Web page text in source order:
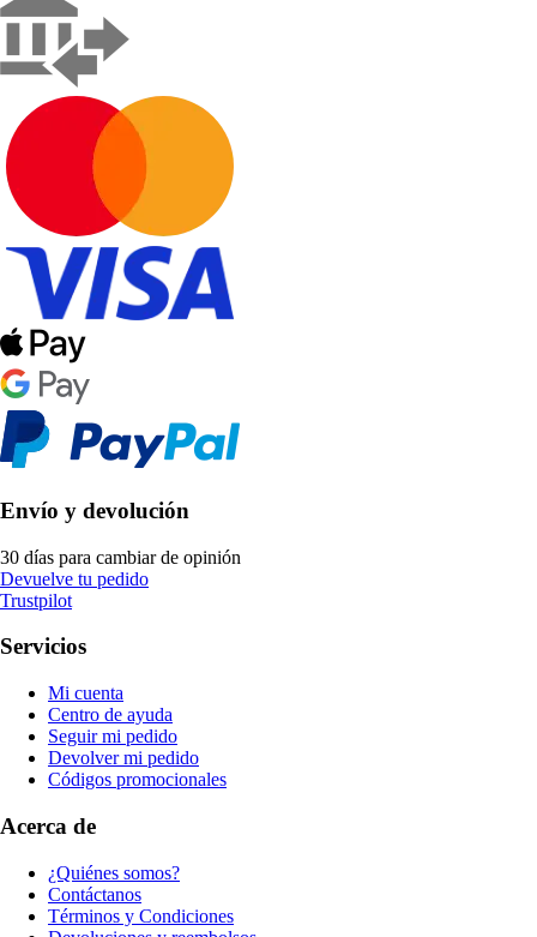
Envío y devolución
30 días para cambiar de opinión
Devuelve tu pedido
Trustpilot
Servicios
Mi cuenta
Centro de ayuda
Seguir mi pedido
Devolver mi pedido
Códigos promocionales
Acerca de
¿Quiénes somos?
Contáctanos
Términos y Condiciones